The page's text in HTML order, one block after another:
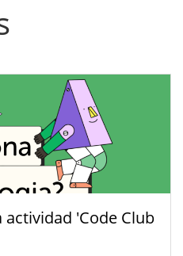
actividad 'Code Club